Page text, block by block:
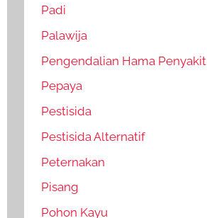
Padi
Palawija
Pengendalian Hama Penyakit
Pepaya
Pestisida
Pestisida Alternatif
Peternakan
Pisang
Pohon Kayu